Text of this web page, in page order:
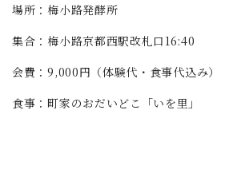
場所：梅小路発酵所
集合：梅小路京都西駅改札口16:40
会費：9,000円（体験代・食事代込み）
食事：町家のおだいどこ「いを里」